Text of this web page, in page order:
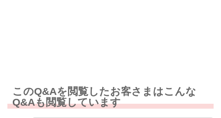
このQ&Aを閲覧したお客さまはこんな
Q&Aも閲覧しています